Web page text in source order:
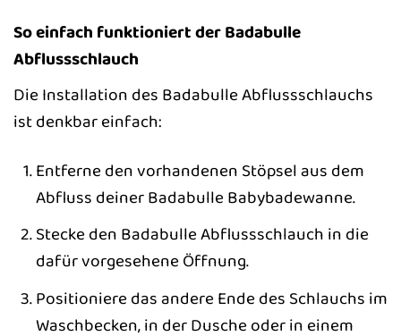
So einfach funktioniert der Badabulle
Abflussschlauch
Die Installation des Badabulle Abflussschlauchs
ist denkbar einfach:
Entferne den vorhandenen Stöpsel aus dem
Abfluss deiner Badabulle Babybadewanne.
Stecke den Badabulle Abflussschlauch in die
dafür vorgesehene Öffnung.
Positioniere das andere Ende des Schlauchs im
Waschbecken, in der Dusche oder in einem